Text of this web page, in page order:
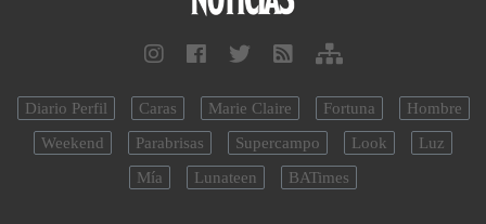
Diario Perfil Caras Marie Claire Fortuna
Hombre
Weekend
Parabrisas Supercampo Look
Luz
Mía
Lunateen BATimes